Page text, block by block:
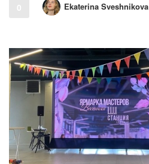
0 Ekaterina Sveshnikova